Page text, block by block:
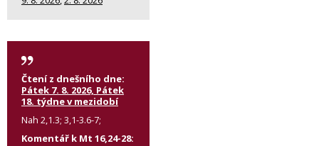
Čtení z dnešního dne:
Pátek 7. 8. 2026, Pátek
18. týdne v mezidobí
Nah 2,1.3; 3,1-3.6-7;
Komentář k Mt 16,24-28: